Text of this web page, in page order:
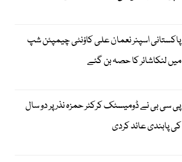
پاکستانی اسپنر نعمان علی کاؤنٹی چیمپئن شپ
میں لنکاشائر کا حصہ بن گئے
پی سی بی نے ڈومیسٹک کرکٹر حمزہ نذر پر دو سال
کی پابندی عائد کردی